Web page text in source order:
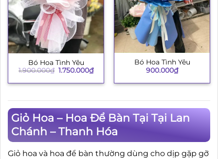
Bó Hoa Tình Yêu
1.900.000₫ Giá
là:
1.750.000₫Giá
hiện
tại
Bó Hoa Tình Yêu
900.000₫
Giỏ Hoa – Hoa Để Bàn Tại Tại Lan
Chánh – Thanh Hóa
Giỏ hoa và hoa để bàn thường dùng cho dịp gặp gỡ